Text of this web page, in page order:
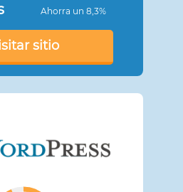
Ahorra un 8,3%
sitio